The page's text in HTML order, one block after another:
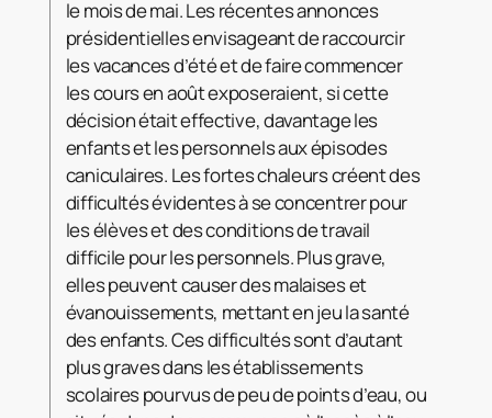
le mois de mai. Les récentes annonces
présidentielles envisageant de raccourcir
les vacances d’été et de faire commencer
les cours en août exposeraient, si cette
décision était effective, davantage les
enfants et les personnels aux épisodes
caniculaires. Les fortes chaleurs créent des
difficultés évidentes à se concentrer pour
les élèves et des conditions de travail
difficile pour les personnels. Plus grave,
elles peuvent causer des malaises et
évanouissements, mettant en jeu la santé
des enfants. Ces difficultés sont d’autant
plus graves dans les établissements
scolaires pourvus de peu de points d’eau, ou